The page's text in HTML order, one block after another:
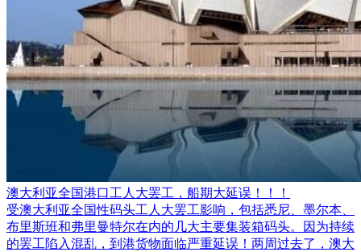
澳大利亚全国港口工人大罢工，船期大延误！！！
受澳大利亚全国性码头工人大罢工影响，包括悉尼、墨尔本、
布里斯班和弗里曼特尔在内的几大主要集装箱码头。因为持续
的罢工陷入混乱，到港货物面临严重延误！两周过去了，澳大